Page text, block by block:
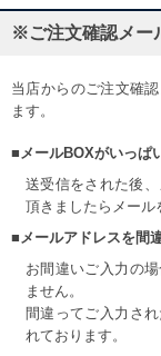
※ご注文確認メー
当店からのご注文確
ます。
■メールBOXがいっぱ
送受信をされた後
頂きましたらメール
■メールアドレスを間
お間違いご入力の
ません。
間違ってご入力さ
れております。